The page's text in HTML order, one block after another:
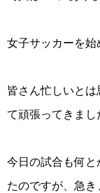
女子サッカーを始
皆さん忙しいと
て頑張ってきまし
今日の試合も何
たのですが、急